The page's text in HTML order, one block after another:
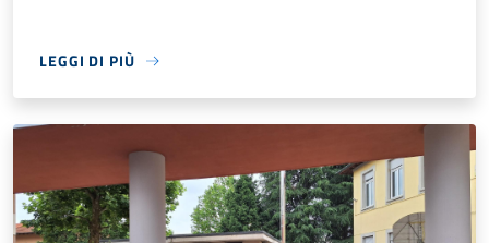
LEGGI DI PIÙ